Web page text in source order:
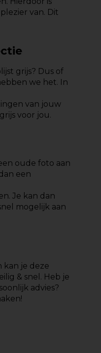
van. Dit
grijs? Dus of
we het. In
van jouw
voor jou.
oude foto aan
een
Je kan dan
mogelijk aan
kan je deze
& snel. Heb je
advies?